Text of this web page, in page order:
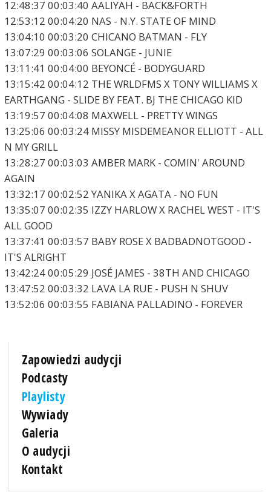
12:48:37 00:03:40 AALIYAH - BACK&FORTH
12:53:12 00:04:20 NAS - N.Y. STATE OF MIND
13:04:10 00:03:20 CHICANO BATMAN - FLY
13:07:29 00:03:06 SOLANGE - JUNIE
13:11:41 00:04:00 BEYONCÉ - BODYGUARD
13:15:42 00:04:12 THE WRLDFMS X TONY WILLIAMS X
EARTHGANG - SLIDE BY FEAT. BJ THE CHICAGO KID
13:19:57 00:04:08 MAXWELL - PRETTY WINGS
13:25:06 00:03:24 MISSY MISDEMEANOR ELLIOTT - ALL
N MY GRILL
13:28:27 00:03:03 AMBER MARK - COMIN' AROUND
AGAIN
13:32:17 00:02:52 YANIKA X AGATA - NO FUN
13:35:07 00:02:35 IZZY HARLOW X RACHEL WEST - IT'S
ALL GOOD
13:37:41 00:03:57 BABY ROSE X BADBADNOTGOOD -
IT'S ALRIGHT
13:42:24 00:05:29 JOSÉ JAMES - 38TH AND CHICAGO
13:47:52 00:03:32 LAVA LA RUE - PUSH N SHUV
13:52:06 00:03:55 FABIANA PALLADINO - FOREVER
Zapowiedzi audycji
Podcasty
Playlisty
Wywiady
Galeria
O audycji
Kontakt